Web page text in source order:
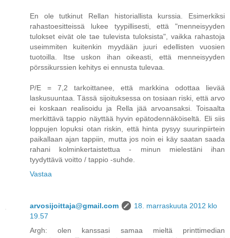
En ole tutkinut Rellan historiallista kurssia. Esimerkiksi
rahastoesitteissä lukee tyypillisesti, että "menneisyyden
tulokset eivät ole tae tulevista tuloksista", vaikka rahastoja
useimmiten kuitenkin myydään juuri edellisten vuosien
tuotoilla. Itse uskon ihan oikeasti, että menneisyyden
pörssikurssien kehitys ei ennusta tulevaa.
P/E = 7,2 tarkoittanee, että markkina odottaa lievää
laskusuuntaa. Tässä sijoituksessa on tosiaan riski, että arvo
ei koskaan realisoidu ja Rella jää arvoansaksi. Toisaalta
merkittävä tappio näyttää hyvin epätodennäköiseltä. Eli siis
loppujen lopuksi otan riskin, että hinta pysyy suurinpiirtein
paikallaan ajan tappiin, mutta jos noin ei käy saatan saada
rahani kolminkertaistettua - minun mielestäni ihan
tyydyttävä voitto / tappio -suhde.
Vastaa
arvosijoittaja@gmail.com
18. marraskuuta 2012 klo
19.57
Argh: olen kanssasi samaa mieltä printtimedian